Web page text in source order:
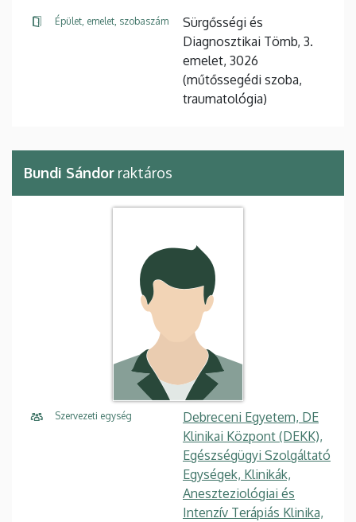
Épület, emelet, szobaszám
Sürgősségi és
Diagnosztikai Tömb, 3.
emelet, 3026
(műtőssegédi szoba,
traumatológia)
Bundi Sándor raktáros
Szervezeti egység
Debreceni Egyetem, DE
Klinikai Központ (DEKK),
Egészségügyi Szolgáltató
Egységek, Klinikák,
Aneszteziológiai és
Intenzív Terápiás Klinika,